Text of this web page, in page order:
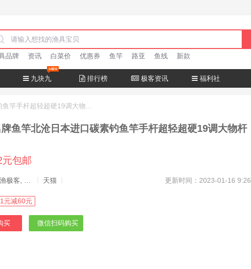
品牌 资讯 白菜价 优惠券 鱼竿 路亚 鱼线 新款
九块九 排行榜 极客资讯 福利社
鱼竿北沧日本进口碳素钓鱼竿手杆超轻超硬19调大物杆
元包邮
天猫 更新时间：2023-01-16 9:26
元减60元
买 微信扫码购买